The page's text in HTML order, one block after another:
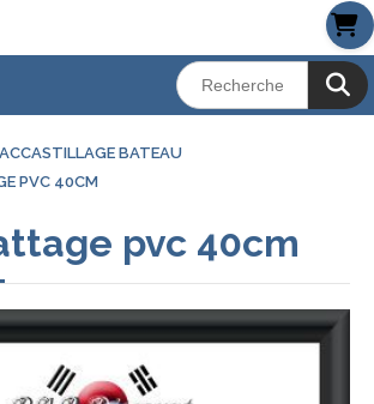
ACCASTILLAGE BATEAU
PVC 40CM
pvc 40cm